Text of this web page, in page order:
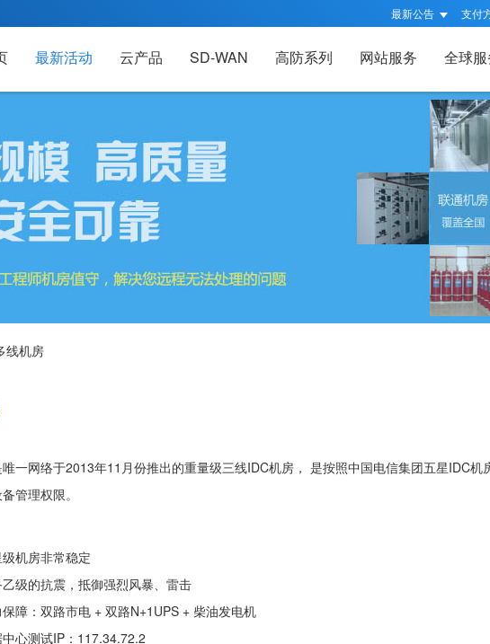
最新公告 支付
最新活动 云产品 SD-WAN 高防系列 网站服务 全球
线机房
一网络于2013年11月份推出的重量级三线IDC机房， 是按照中国电信集团五星IDC
管理权限。
机房非常稳定
级的抗震，抵御强烈风暴、雷击
保障：双路市电 + 双路N+1UPS + 柴油发电机
心测试IP：117.34.72.2